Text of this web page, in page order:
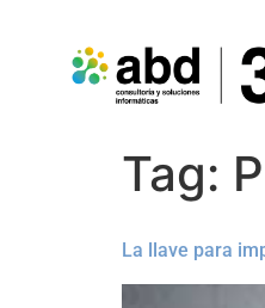
Tag:
La llave para